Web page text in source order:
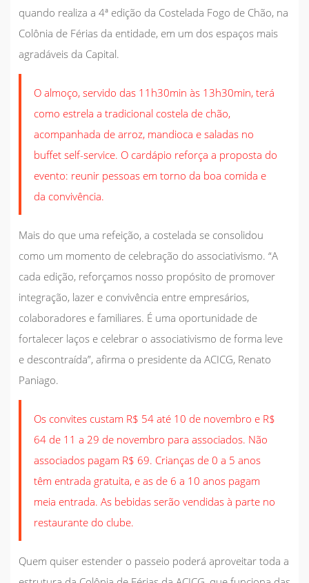
quando realiza a 4ª edição da Costelada Fogo de Chão, na
Colônia de Férias da entidade, em um dos espaços mais
agradáveis da Capital.
O almoço, servido das 11h30min às 13h30min, terá
como estrela a tradicional costela de chão,
acompanhada de arroz, mandioca e saladas no
buffet self-service. O cardápio reforça a proposta do
evento: reunir pessoas em torno da boa comida e
da convivência.
Mais do que uma refeição, a costelada se consolidou
como um momento de celebração do associativismo. “A
cada edição, reforçamos nosso propósito de promover
integração, lazer e convivência entre empresários,
colaboradores e familiares. É uma oportunidade de
fortalecer laços e celebrar o associativismo de forma leve
e descontraída”, afirma o presidente da ACICG, Renato
Paniago.
Os convites custam R$ 54 até 10 de novembro e R$
64 de 11 a 29 de novembro para associados. Não
associados pagam R$ 69. Crianças de 0 a 5 anos
têm entrada gratuita, e as de 6 a 10 anos pagam
meia entrada. As bebidas serão vendidas à parte no
restaurante do clube.
Quem quiser estender o passeio poderá aproveitar toda a